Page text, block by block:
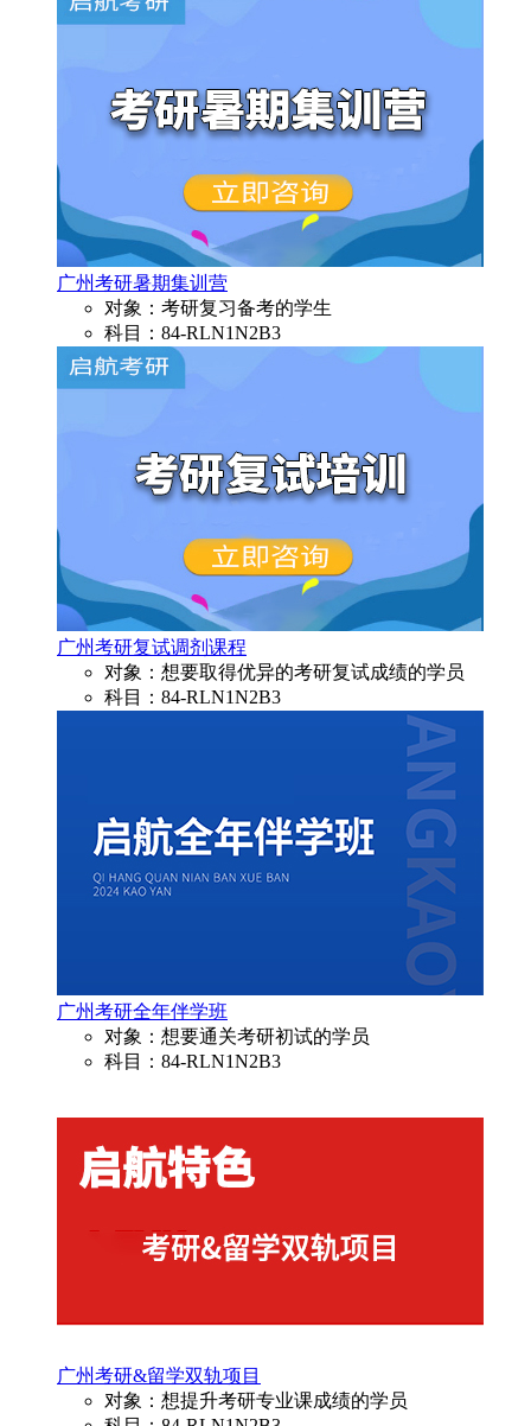
广州考研暑期集训营
对象：考研复习备考的学生
科目：84-RLN1N2B3
广州考研复试调剂课程
对象：想要取得优异的考研复试成绩的学员
科目：84-RLN1N2B3
广州考研全年伴学班
对象：想要通关考研初试的学员
科目：84-RLN1N2B3
广州考研&留学双轨项目
对象：想提升考研专业课成绩的学员